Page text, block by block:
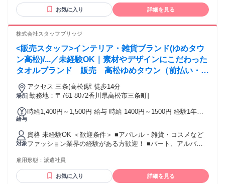
にかかった交通費は全額別途支給いたします。
も目指せる！】 スタッフブリッジでは、未経験から販売スタ
ッフにチャレンジし、正社員を目指すこともできます！ さら
で、アパレル・ファッション・コスメ業界に初めて挑戦する
お気に入り 詳細を見る
株式会社スタッフブリッジ
<販売スタッフ>インテリア・雑貨ブランド(ゆめタウ
ン高松)/...／未経験OK｜素材やデザインにこだわった
タオルブランド 販売 高松ゆめタウン（前払い・エ
プロン貸出有）
場所
アクセス 三条(高松)駅 徒歩14分
[勤務地：〒761-8072香川県高松市三条町]
給与
時給1,400円～1,500円 給与 時給 1400円～1500円 経験1年以
就業1年後には必ず1500円に昇給します！ 【キャリア手当10
万円】 エントリーした職種の経験が2年以上・フルタイム勤務
可能な方は、全員がキャリア手当の対象となります。 なんと
《10万円》を1ヶ月勤務後の給与にて一括支給するスタブリだ
にかかった交通費は全額別途支給いたします。
対象
資格 未経験OK ＜歓迎条件＞ ■アパレル・雑貨・コスメなど
ファッション業界の経験がある方歓迎！ ■パート、アルバイ
など、他業種からの転職も大歓迎です。 【将来的には正社員
も目指せる！】 スタッフブリッジでは、未経験から販売スタ
ッフにチャレンジし、正社員を目指すこともできます！ さら
雇用形態： 派遣社員
お気に入り 詳細を見る